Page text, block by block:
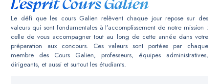
L'esprit Cours Galien
Le défi que les cours Galien relèvent chaque jour repose sur des
valeurs qui sont fondamentales à l’accomplissement de notre mission :
celle de vous accompagner tout au long de cette année dans votre
préparation aux concours. Ces valeurs sont portées par chaque
membre des Cours Galien, professeurs, équipes administratives,
dirigeants, et aussi et surtout les étudiants.